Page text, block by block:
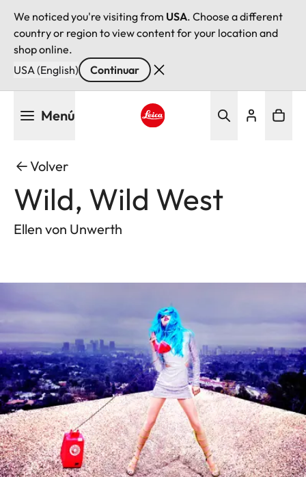
We noticed you're visiting from USA. Choose a different
country or region to view content for your location and
shop online.
USA (English)
Continuar
Menú
Volver
Wild, Wild West
Ellen von Unwerth